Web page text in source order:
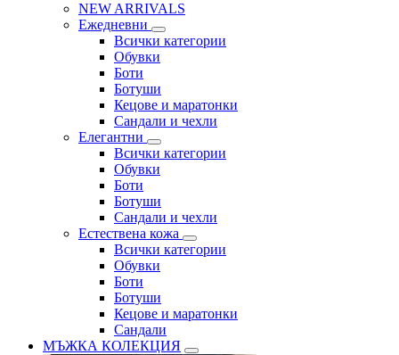
NEW ARRIVALS
Ежедневни
Всички категории
Обувки
Боти
Ботуши
Кецове и маратонки
Сандали и чехли
Елегантни
Всички категории
Обувки
Боти
Ботуши
Сандали и чехли
Естествена кожа
Всички категории
Обувки
Боти
Ботуши
Кецове и маратонки
Сандали
МЪЖКА КОЛЕКЦИЯ